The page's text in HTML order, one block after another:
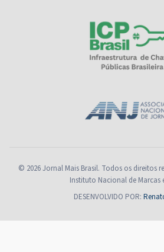
© 2026 Jornal Mais Brasil. Todos os direitos
Instituto Nacional de Marcas
DESENVOLVIDO POR: